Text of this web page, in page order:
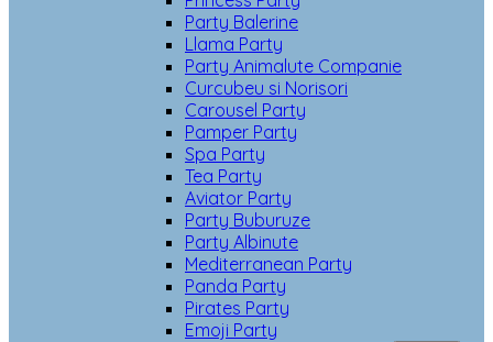
Party Balerine
Llama Party
Party Animalute Companie
Curcubeu si Norisori
Carousel Party
Pamper Party
Spa Party
Tea Party
Aviator Party
Party Buburuze
Party Albinute
Mediterranean Party
Panda Party
Pirates Party
Emoji Party